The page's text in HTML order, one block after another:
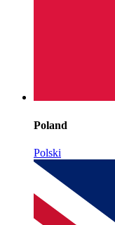
Poland
Polski